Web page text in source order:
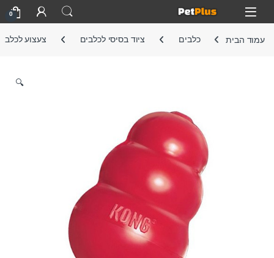
Skip to navigation
Skip to content
Open
0
עמוד הבית כלבים ציוד בסיסי לכלבים צעצוע לכלב
🔍